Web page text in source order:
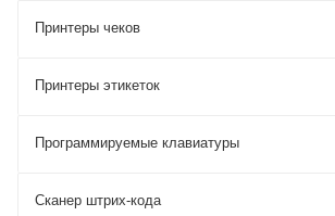
Принтеры чеков
Принтеры этикеток
Программируемые клавиатуры
Сканер штрих-кода